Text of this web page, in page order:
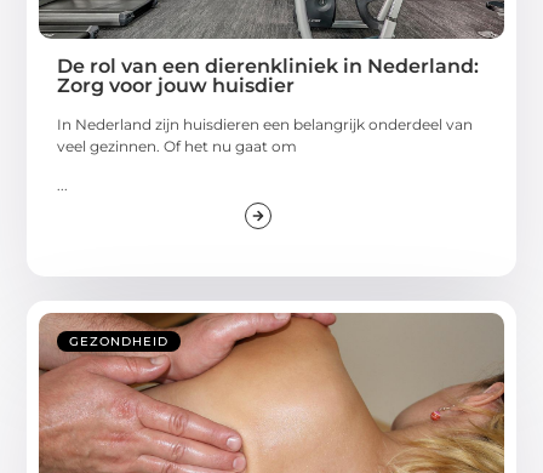
De rol van een dierenkliniek in Nederland:
Zorg voor jouw huisdier
In Nederland zijn huisdieren een belangrijk onderdeel van
veel gezinnen. Of het nu gaat om
...
GEZONDHEID